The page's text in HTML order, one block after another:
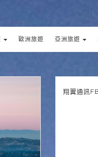
歐洲旅遊 亞洲旅遊
翔翼通訊